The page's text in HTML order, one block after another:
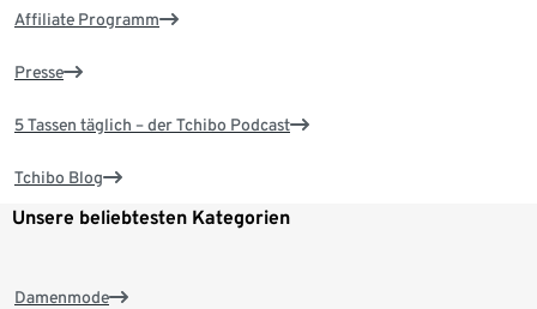
Affiliate Programm
Presse
5 Tassen täglich – der Tchibo Podcast
Tchibo Blog
Unsere beliebtesten Kategorien
Damenmode